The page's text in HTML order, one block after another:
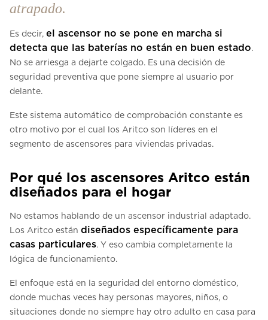
atrapado.
Es decir, el ascensor no se pone en marcha si
detecta que las baterías no están en buen estado.
No se arriesga a dejarte colgado. Es una decisión de
seguridad preventiva que pone siempre al usuario por
delante.
Este sistema automático de comprobación constante es
otro motivo por el cual los Aritco son líderes en el
segmento de ascensores para viviendas privadas.
Por qué los ascensores Aritco están
diseñados para el hogar
No estamos hablando de un ascensor industrial adaptado.
Los Aritco están diseñados específicamente para
casas particulares. Y eso cambia completamente la
lógica de funcionamiento.
El enfoque está en la seguridad del entorno doméstico,
donde muchas veces hay personas mayores, niños, o
situaciones donde no siempre hay otro adulto en casa para